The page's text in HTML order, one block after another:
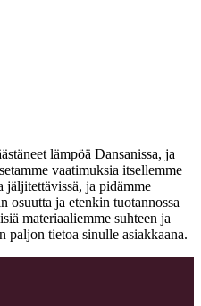
lämpöä Dansanissa, ja
vaatimuksia itsellemme
ja pidämme
osuutta ja etenkin tuotannossa
materiaaliemme suhteen ja
paljon tietoa sinulle asiakkaana.